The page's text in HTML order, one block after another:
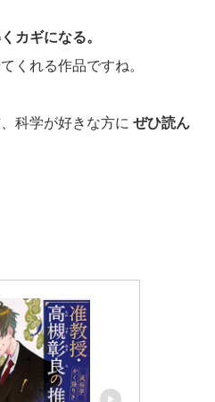
カギになる。
くれる作品ですね。
科学が好きな方に ぜひ読ん